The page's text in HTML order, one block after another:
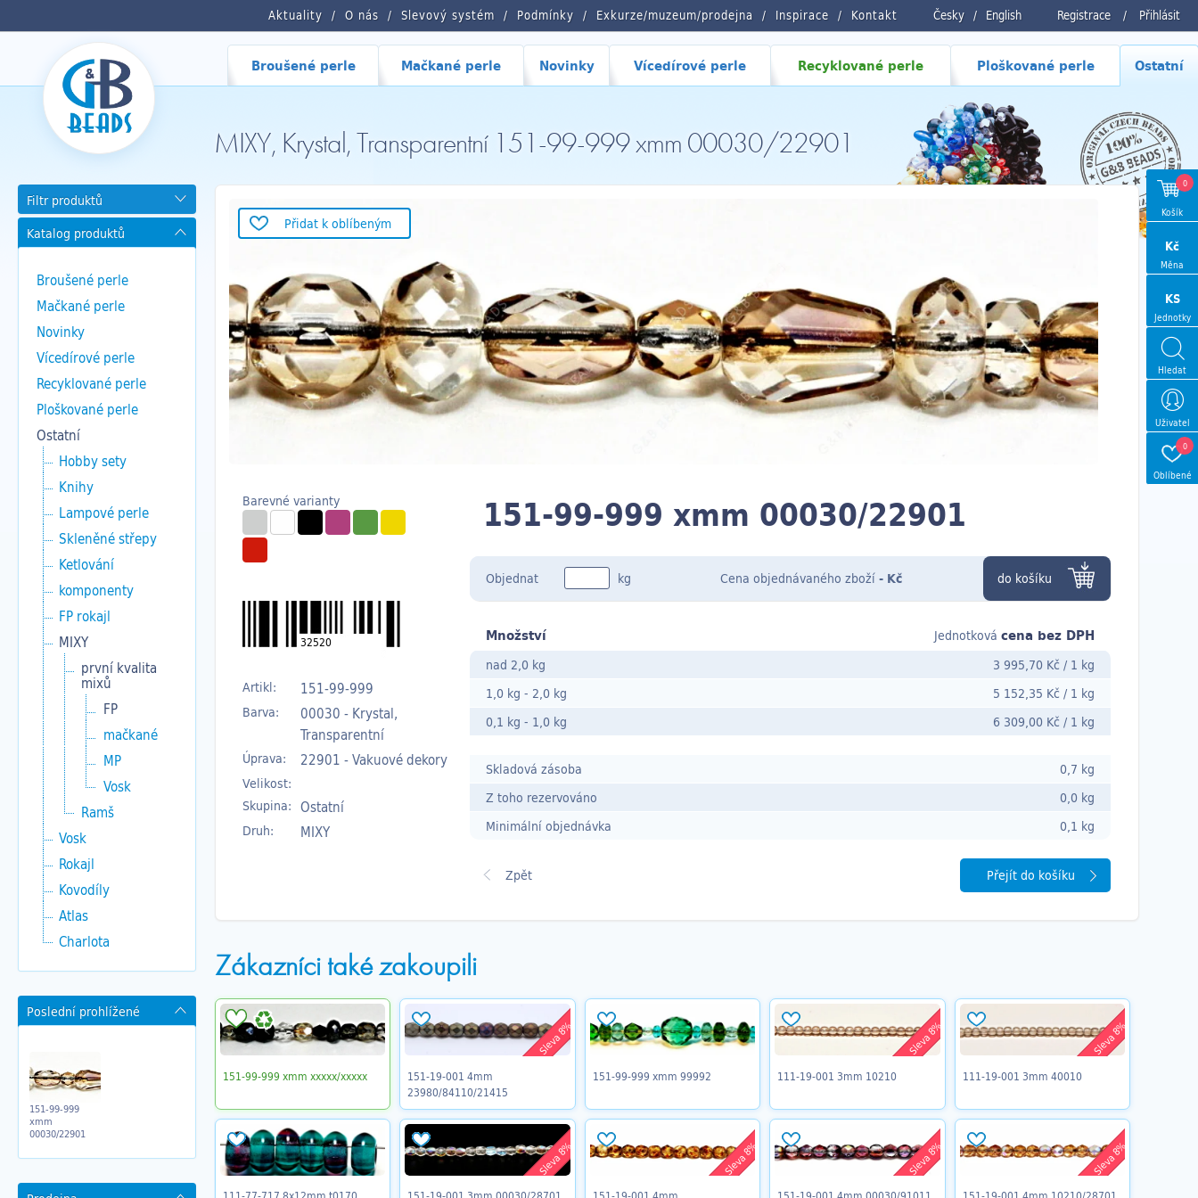
Registrace / Přihlásit
Česky / English
Aktuality O nás Slevový systém Podmínky Exkurze/muzeum/prodejna Inspirace Kontakt
Broušené perle Mačkané perle Novinky Vícedírové perle Recyklované perle Ploškované perle Ostatní
MIXY, Krystal, Transparentní 151-99-999 xmm 00030/22901
Filtr produktů
Katalog produktů
Broušené perle
Mačkané perle
Novinky
Vícedírové perle
Recyklované perle
Ploškované perle
Ostatní
Hobby sety
Knihy
Lampové perle
Skleněné střepy
Ketlování
komponenty
FP rokajl
MIXY
první kvalita
mixů
FP
mačkané
MP
Vosk
Ramš
Vosk
Rokajl
Kovodíly
Atlas
Charlota
Poslední prohlížené
151-99-999
xmm
00030/22901
Přidat k oblíbeným
Barevné varianty
32520
Artikl: 151-99-999
Barva:
00030 - Krystal,
Transparentní
Úprava: 22901 - Vakuové dekory
Velikost:
Skupina: Ostatní
Druh: MIXY
151-99-999 xmm 00030/22901
Objednat kg Cena objednávaného zboží -Kč do košíku
Množství Jednotková cena bez DPH
nad 2,0 kg 3 995,70 Kč / 1 kg
1,0 kg - 2,0 kg 5 152,35 Kč / 1 kg
0,1 kg - 1,0 kg 6 309,00 Kč / 1 kg
Skladová zásoba
0,7 kg
Z toho rezervováno
0,0 kg
Minimální objednávka
0,1 kg
Přejít do košíku
Zákazníci také zakoupili
151-99-999 xmm xxxxx/xxxxx
Sleva 8%
151-19-001 4mm
23980/84110/21415
151-99-999 xmm 99992
Sleva 8%
111-19-001 3mm 10210
Sleva 8%
111-19-001 3mm 40010
Sleva 8% Sleva 8% Sleva 8% Sleva 8%
0
Košík
Kč
Měna
KS
Jednotky
Hledat
Uživatel
0
Oblíbené